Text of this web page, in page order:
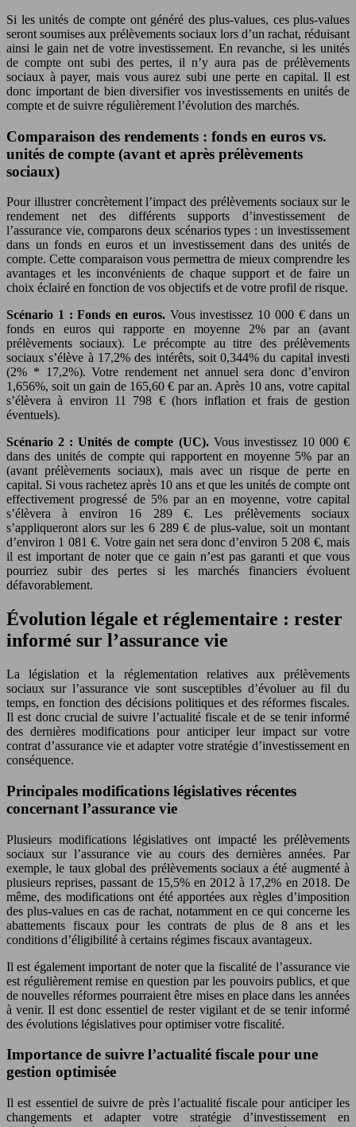
Si les unités de compte ont généré des plus-values, ces plus-values
seront soumises aux prélèvements sociaux lors d’un rachat, réduisant
ainsi le gain net de votre investissement. En revanche, si les unités
de compte ont subi des pertes, il n’y aura pas de prélèvements
sociaux à payer, mais vous aurez subi une perte en capital. Il est
donc important de bien diversifier vos investissements en unités de
compte et de suivre régulièrement l’évolution des marchés.
Comparaison des rendements : fonds en euros vs.
unités de compte (avant et après prélèvements
sociaux)
Pour illustrer concrètement l’impact des prélèvements sociaux sur le
rendement net des différents supports d’investissement de
l’assurance vie, comparons deux scénarios types : un investissement
dans un fonds en euros et un investissement dans des unités de
compte. Cette comparaison vous permettra de mieux comprendre les
avantages et les inconvénients de chaque support et de faire un
choix éclairé en fonction de vos objectifs et de votre profil de risque.
Scénario 1 : Fonds en euros. Vous investissez 10 000 € dans un
fonds en euros qui rapporte en moyenne 2% par an (avant
prélèvements sociaux). Le précompte au titre des prélèvements
sociaux s’élève à 17,2% des intérêts, soit 0,344% du capital investi
(2% * 17,2%). Votre rendement net annuel sera donc d’environ
1,656%, soit un gain de 165,60 € par an. Après 10 ans, votre capital
s’élèvera à environ 11 798 € (hors inflation et frais de gestion
éventuels).
Scénario 2 : Unités de compte (UC). Vous investissez 10 000 €
dans des unités de compte qui rapportent en moyenne 5% par an
(avant prélèvements sociaux), mais avec un risque de perte en
capital. Si vous rachetez après 10 ans et que les unités de compte ont
effectivement progressé de 5% par an en moyenne, votre capital
s’élèvera à environ 16 289 €. Les prélèvements sociaux
s’appliqueront alors sur les 6 289 € de plus-value, soit un montant
d’environ 1 081 €. Votre gain net sera donc d’environ 5 208 €, mais
il est important de noter que ce gain n’est pas garanti et que vous
pourriez subir des pertes si les marchés financiers évoluent
défavorablement.
Évolution légale et réglementaire : rester
informé sur l’assurance vie
La législation et la réglementation relatives aux prélèvements
sociaux sur l’assurance vie sont susceptibles d’évoluer au fil du
temps, en fonction des décisions politiques et des réformes fiscales.
Il est donc crucial de suivre l’actualité fiscale et de se tenir informé
des dernières modifications pour anticiper leur impact sur votre
contrat d’assurance vie et adapter votre stratégie d’investissement en
conséquence.
Principales modifications législatives récentes
concernant l’assurance vie
Plusieurs modifications législatives ont impacté les prélèvements
sociaux sur l’assurance vie au cours des dernières années. Par
exemple, le taux global des prélèvements sociaux a été augmenté à
plusieurs reprises, passant de 15,5% en 2012 à 17,2% en 2018. De
même, des modifications ont été apportées aux règles d’imposition
des plus-values en cas de rachat, notamment en ce qui concerne les
abattements fiscaux pour les contrats de plus de 8 ans et les
conditions d’éligibilité à certains régimes fiscaux avantageux.
Il est également important de noter que la fiscalité de l’assurance vie
est régulièrement remise en question par les pouvoirs publics, et que
de nouvelles réformes pourraient être mises en place dans les années
à venir. Il est donc essentiel de rester vigilant et de se tenir informé
des évolutions législatives pour optimiser votre fiscalité.
Importance de suivre l’actualité fiscale pour une
gestion optimisée
Il est essentiel de suivre de près l’actualité fiscale pour anticiper les
changements et adapter votre stratégie d’investissement en